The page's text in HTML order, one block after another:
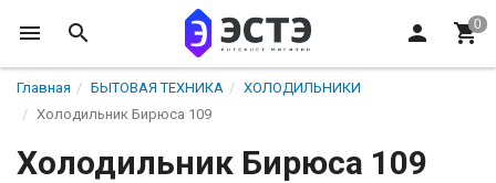
Главная БЫТОВАЯ ТЕХНИКА
ХОЛОДИЛЬНИКИ
Холодильник Бирюса 109
Холодильник Бирюса 109